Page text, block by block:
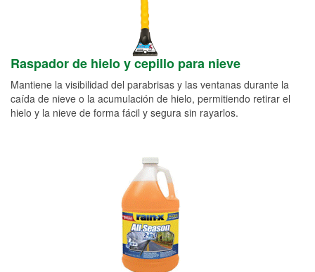
Raspador de hielo y cepillo para nieve
Mantiene la visibilidad del parabrisas y las ventanas durante la
caída de nieve o la acumulación de hielo, permitiendo retirar el
hielo y la nieve de forma fácil y segura sin rayarlos.